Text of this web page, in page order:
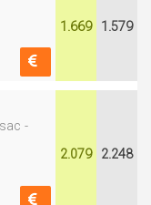
1.669 1.579
-
2.079 2.248